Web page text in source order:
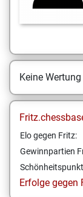
Keine
Elo gegen Fritz:
Gewinnpartien
Erfolge gegen